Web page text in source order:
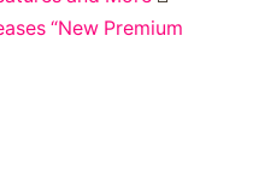
“New Premium